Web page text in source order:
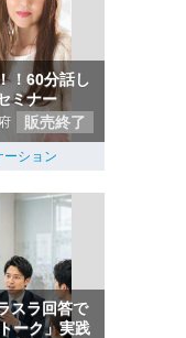
！60分話し
ミナー
販売終了
ーション
スラ回答で
ーク」実践